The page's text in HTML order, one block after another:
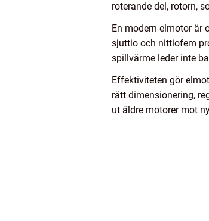
roterande del, rotorn,
En modern elmotor är
sjuttio och nittiofem
spillvärme leder inte
Effektiviteten gör
rätt dimensionering,
ut äldre motorer mot